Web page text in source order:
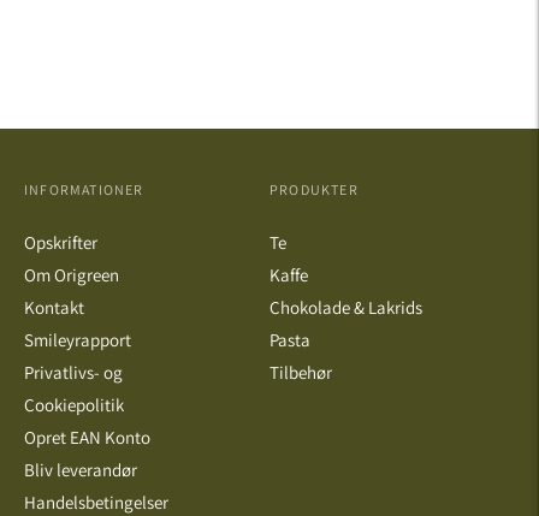
INFORMATIONER
Opskrifter
Om Origreen
Kontakt
Smileyrapport
Privatlivs- og
Cookiepolitik
Opret EAN Konto
Bliv leverandør
Handelsbetingelser
PRODUKTER
Te
Kaffe
Chokolade & Lakrids
Pasta
Tilbehør